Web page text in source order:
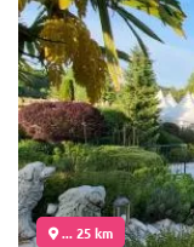
... 25 km